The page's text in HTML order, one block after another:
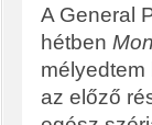
A General
hétben
mélyedtem
az előző